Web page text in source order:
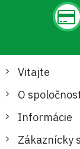
Vitajte
O
Informácie
Zákaznícky